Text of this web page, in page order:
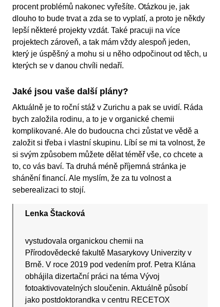
procent problémů nakonec vyřešíte. Otázkou je, jak
dlouho to bude trvat a zda se to vyplatí, a proto je někdy
lepší některé projekty vzdát. Také pracuji na více
projektech zároveň, a tak mám vždy alespoň jeden,
který je úspěšný a mohu si u něho odpočinout od těch, u
kterých se v danou chvíli nedaří.
Jaké jsou vaše další plány?
Aktuálně je to roční stáž v Zurichu a pak se uvidí. Ráda
bych založila rodinu, a to je v organické chemii
komplikované. Ale do budoucna chci zůstat ve vědě a
založit si třeba i vlastní skupinu. Líbí se mi ta volnost, že
si svým způsobem můžete dělat téměř vše, co chcete a
to, co vás baví. Ta druhá méně příjemná stránka je
shánění financí. Ale myslím, že za tu volnost a
seberealizaci to stojí.
Lenka Štacková
vystudovala organickou chemii na
Přírodovědecké fakultě Masarykovy Univerzity v
Brně. V roce 2019 pod vedením prof. Petra Klána
obhájila dizertační práci na téma Vývoj
fotoaktivovatelných sloučenin. Aktuálně působí
jako postdoktorandka v centru RECETOX